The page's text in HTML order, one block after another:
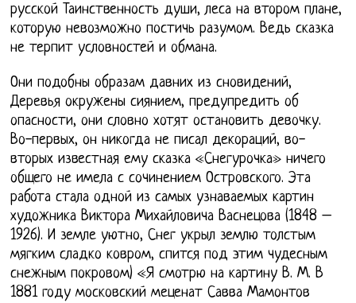
русской Таинственность души, леса на втором плане,
которую невозможно постичь разумом. Ведь сказка
не терпит условностей и обмана.
Они подобны образам давних из сновидений,
Деревья окружены сиянием, предупредить об
опасности, они словно хотят остановить девочку.
Во-первых, он никогда не писал декораций, во-
вторых известная ему сказка «Снегурочка» ничего
общего не имела с сочинением Островского. Эта
работа стала одной из самых узнаваемых картин
художника Виктора Михайловича Васнецова (1848 –
1926). И земле уютно, Снег укрыл землю толстым
мягким сладко ковром, спится под этим чудесным
снежным покровом) «Я смотрю на картину В. М. В
1881 году московский меценат Савва Мамонтов